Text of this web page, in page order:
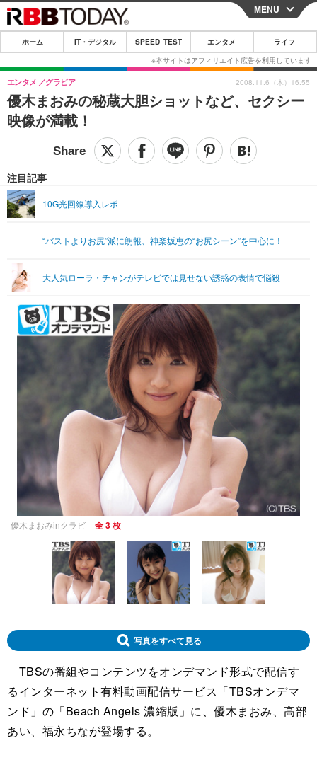
CLOSE
ホーム
IT・デジタル
IT・デジタルTOP スマートフォン
ショッピング その他
SPEED TEST
エンタメTOP 映画・ドラマ
グラビア ブログ
ショッピング その他
ライフTOP
リリース一覧
MENU
ホーム IT・デジタル SPEED TEST エンタメ ライフ
優木まおみの秘蔵大胆ショットなど、セクシー
映像が満載！
エンタメ グラビア
注目記事
10G光回線導入レポ
“バストよりお尻”派に朗報、神楽坂恵の“お尻シーン”を中心に！
大人気ローラ・チャンがテレビでは見せない誘惑の表情で悩殺
2008.11.6（木）16:55
優木まおみinクラビ 全 3 枚
写真をすべて見る
TBSの番組やコンテンツをオンデマンド形式で配信す
るインターネット有料動画配信サービス「TBSオンデマ
ンド」の「Beach Angels 濃縮版」に、優木まおみ、高部
あい、福永ちなが登場する。